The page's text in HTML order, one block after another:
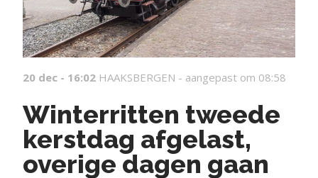
20 dec - 16:02 HAAKSBERGEN - aangepast om 08:58
Winterritten tweede
kerstdag afgelast,
overige dagen gaan